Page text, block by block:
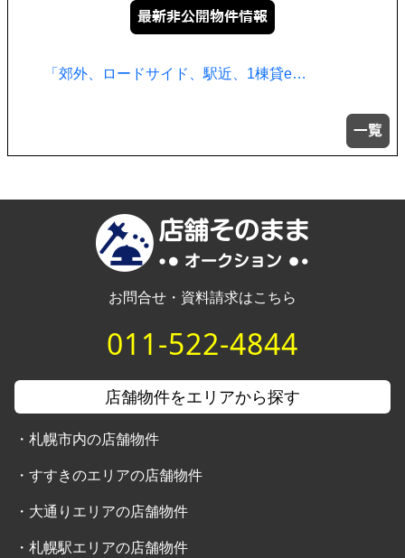
「郊外、ロードサイド、駅近、1棟貸e…
お問合せ・資料請求はこちら
011-522-4844
店舗物件をエリアから探す
・ 札幌市内の店舗物件
・ すすきのエリアの店舗物件
・ 大通りエリアの店舗物件
・ 札幌駅エリアの店舗物件